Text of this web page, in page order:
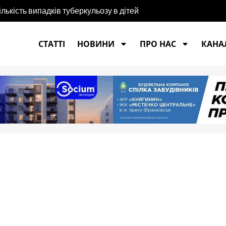
випадків туберкульозу в дітей
СТАТТІ
НОВИНИ ПРО НАС